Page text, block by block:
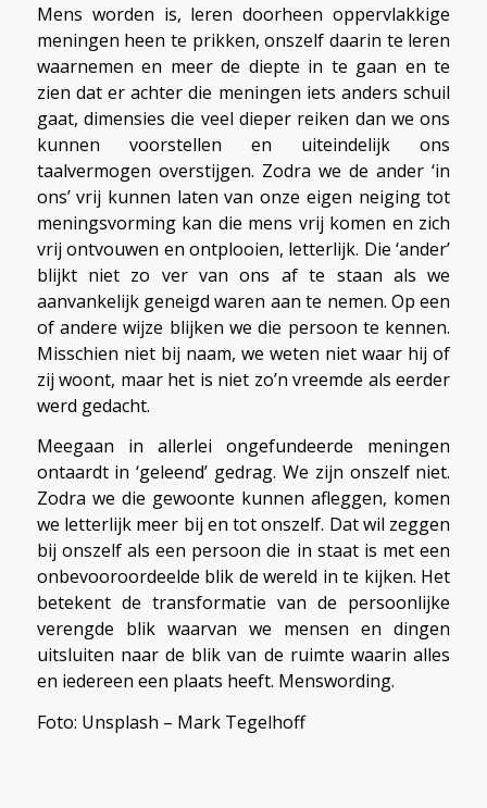
Mens worden is, leren doorheen oppervlakkige
meningen heen te prikken, onszelf daarin te leren
waarnemen en meer de diepte in te gaan en te
zien dat er achter die meningen iets anders schuil
gaat, dimensies die veel dieper reiken dan we ons
kunnen voorstellen en uiteindelijk ons
taalvermogen overstijgen. Zodra we de ander ‘in
ons’ vrij kunnen laten van onze eigen neiging tot
meningsvorming kan die mens vrij komen en zich
vrij ontvouwen en ontplooien, letterlijk. Die ‘ander’
blijkt niet zo ver van ons af te staan als we
aanvankelijk geneigd waren aan te nemen. Op een
of andere wijze blijken we die persoon te kennen.
Misschien niet bij naam, we weten niet waar hij of
zij woont, maar het is niet zo’n vreemde als eerder
werd gedacht.
Meegaan in allerlei ongefundeerde meningen
ontaardt in ‘geleend’ gedrag. We zijn onszelf niet.
Zodra we die gewoonte kunnen afleggen, komen
we letterlijk meer bij en tot onszelf. Dat wil zeggen
bij onszelf als een persoon die in staat is met een
onbevooroordeelde blik de wereld in te kijken. Het
betekent de transformatie van de persoonlijke
verengde blik waarvan we mensen en dingen
uitsluiten naar de blik van de ruimte waarin alles
en iedereen een plaats heeft. Menswording.
Foto: Unsplash – Mark Tegelhoff